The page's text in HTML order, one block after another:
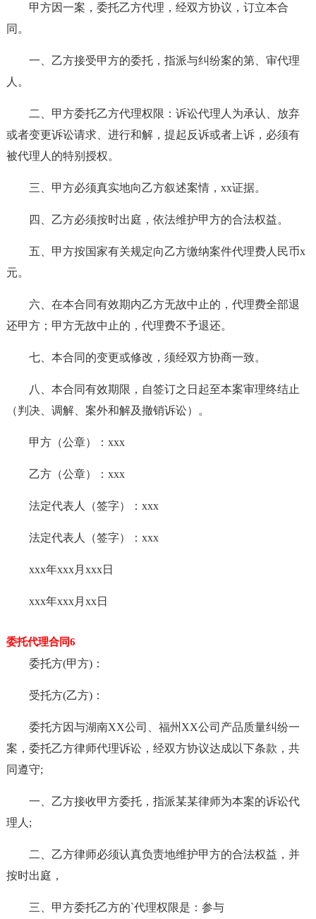
甲方因一案，委托乙方代理，经双方协议，订立本合
同。
一、乙方接受甲方的委托，指派与纠纷案的第、审代理
人。
二、甲方委托乙方代理权限：诉讼代理人为承认、放弃
或者变更诉讼请求、进行和解，提起反诉或者上诉，必须有
被代理人的特别授权。
三、甲方必须真实地向乙方叙述案情，xx证据。
四、乙方必须按时出庭，依法维护甲方的合法权益。
五、甲方按国家有关规定向乙方缴纳案件代理费人民币x
元。
六、在本合同有效期内乙方无故中止的，代理费全部退
还甲方；甲方无故中止的，代理费不予退还。
七、本合同的变更或修改，须经双方协商一致。
八、本合同有效期限，自签订之日起至本案审理终结止
（判决、调解、案外和解及撤销诉讼）。
甲方（公章）：xxx
乙方（公章）：xxx
法定代表人（签字）：xxx
法定代表人（签字）：xxx
xxx年xxx月xxx日
xxx年xxx月xx日
委托代理合同6
委托方(甲方)：
受托方(乙方)：
委托方因与湖南XX公司、福州XX公司产品质量纠纷一
案，委托乙方律师代理诉讼，经双方协议达成以下条款，共
同遵守;
一、乙方接收甲方委托，指派某某律师为本案的诉讼代
理人;
二、乙方律师必须认真负责地维护甲方的合法权益，并
按时出庭，
三、甲方委托乙方的`代理权限是：参与